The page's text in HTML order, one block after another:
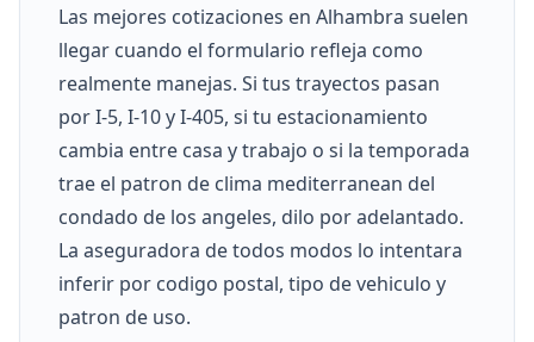
Las mejores cotizaciones en Alhambra suelen
llegar cuando el formulario refleja como
realmente manejas. Si tus trayectos pasan
por I-5, I-10 y I-405, si tu estacionamiento
cambia entre casa y trabajo o si la temporada
trae el patron de clima mediterranean del
condado de los angeles, dilo por adelantado.
La aseguradora de todos modos lo intentara
inferir por codigo postal, tipo de vehiculo y
patron de uso.